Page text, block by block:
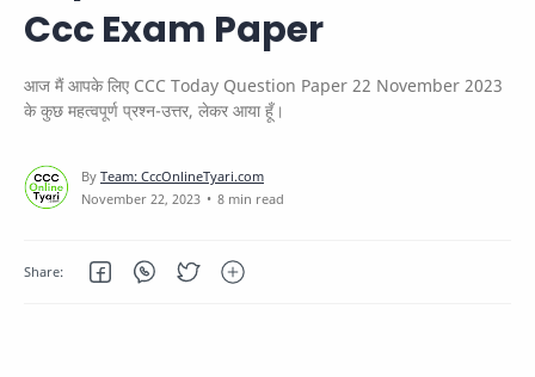
Ccc Exam Paper
आज मैं आपके लिए CCC Today Question Paper 22 November 2023
के कुछ महत्वपूर्ण प्रश्न-उत्तर, लेकर आया हूँ।
8 min read